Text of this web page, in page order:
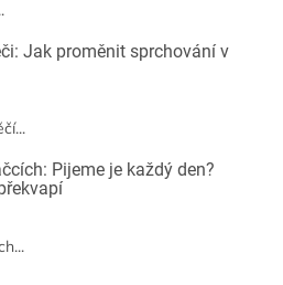
Jak proměnit sprchování v
Pijeme je každý den?